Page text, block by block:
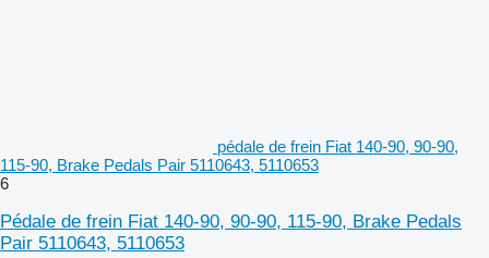
pédale de frein Fiat 140-90, 90-90,
115-90, Brake Pedals Pair 5110643, 5110653
6
Pédale de frein Fiat 140-90, 90-90, 115-90, Brake Pedals
Pair 5110643, 5110653